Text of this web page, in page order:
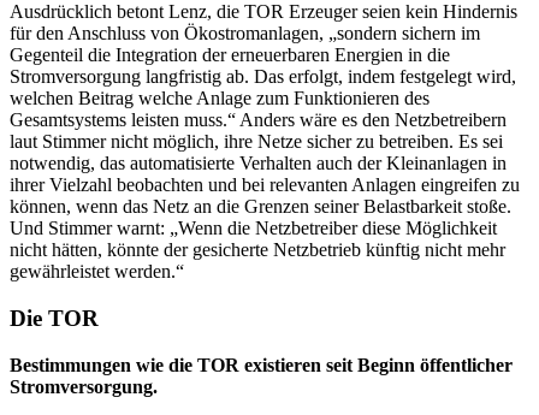
Ausdrücklich betont Lenz, die TOR Erzeuger seien kein Hindernis
für den Anschluss von Ökostromanlagen, „sondern sichern im
Gegenteil die Integration der erneuerbaren Energien in die
Stromversorgung langfristig ab. Das erfolgt, indem festgelegt wird,
welchen Beitrag welche Anlage zum Funktionieren des
Gesamtsystems leisten muss.“ Anders wäre es den Netzbetreibern
laut Stimmer nicht möglich, ihre Netze sicher zu betreiben. Es sei
notwendig, das automatisierte Verhalten auch der Kleinanlagen in
ihrer Vielzahl beobachten und bei relevanten Anlagen eingreifen zu
können, wenn das Netz an die Grenzen seiner Belastbarkeit stoße.
Und Stimmer warnt: „Wenn die Netzbetreiber diese Möglichkeit
nicht hätten, könnte der gesicherte Netzbetrieb künftig nicht mehr
gewährleistet werden.“
Die TOR
Bestimmungen wie die TOR existieren seit Beginn öffentlicher
Stromversorgung.